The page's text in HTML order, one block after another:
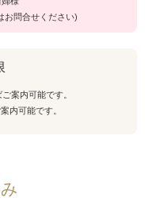
お問合せください)
案内可能です。
内可能です。